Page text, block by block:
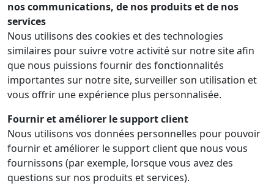
nos communications, de nos produits et de nos
services
Nous utilisons des cookies et des technologies
similaires pour suivre votre activité sur notre site afin
que nous puissions fournir des fonctionnalités
importantes sur notre site, surveiller son utilisation et
vous offrir une expérience plus personnalisée.
Fournir et améliorer le support client
Nous utilisons vos données personnelles pour pouvoir
fournir et améliorer le support client que nous vous
fournissons (par exemple, lorsque vous avez des
questions sur nos produits et services).